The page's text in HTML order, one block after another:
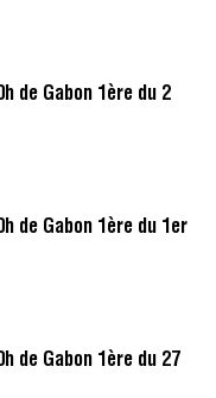
de Gabon 1ère du 2
de Gabon 1ère du 1er
de Gabon 1ère du 27